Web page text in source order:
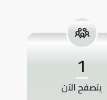
1
يتصفح الآن